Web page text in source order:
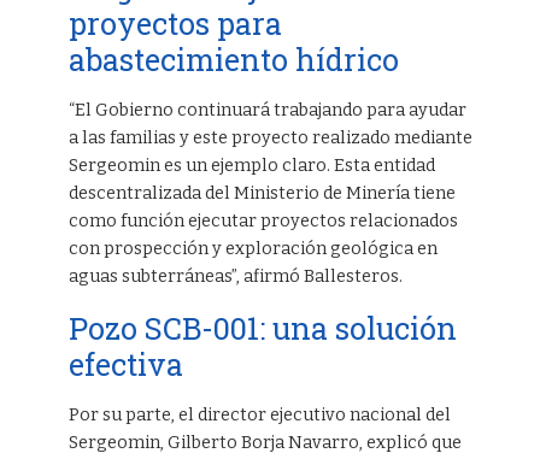
proyectos para
abastecimiento hídrico
“El Gobierno continuará trabajando para ayudar
a las familias y este proyecto realizado mediante
Sergeomin es un ejemplo claro. Esta entidad
descentralizada del Ministerio de Minería tiene
como función ejecutar proyectos relacionados
con prospección y exploración geológica en
aguas subterráneas”, afirmó Ballesteros.
Pozo SCB-001: una solución
efectiva
Por su parte, el director ejecutivo nacional del
Sergeomin, Gilberto Borja Navarro, explicó que